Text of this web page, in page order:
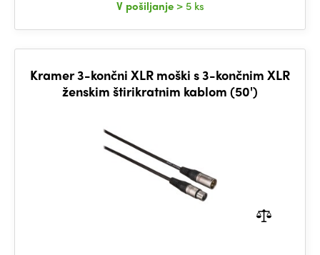
V pošiljanje > 5 ks
Kramer 3-končni XLR moški s 3-končnim XLR
ženskim štirikratnim kablom (50')